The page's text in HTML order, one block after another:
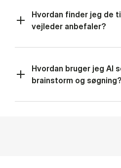
Hvordan finder jeg de
vejleder anbefaler?
Hvordan bruger jeg AI
brainstorm og søgning?